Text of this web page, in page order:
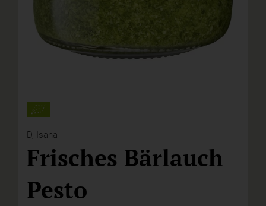
D, Isana
Frisches Bärlauch
Pesto